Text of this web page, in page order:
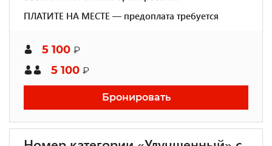
ПЛАТИТЕ НА МЕСТЕ — предоплата требуется
5 100 ₽
5 100 ₽
Бронировать